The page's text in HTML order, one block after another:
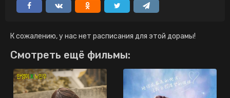
К сожалению, у нас нет расписания для этой дорамы!
Смотреть ещё фильмы: